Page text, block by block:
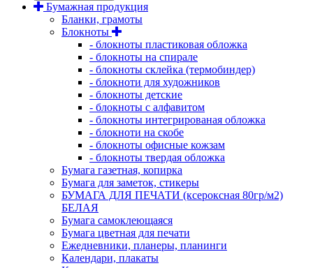
Бумажная продукция
Бланки, грамоты
Блокноты
- блокноты пластиковая обложка
- блокноты на спирале
- блокноты склейка (термобиндер)
- блокноти для художников
- блокноты детские
- блокноты с алфавитом
- блокноты интегрированая обложка
- блокноти на скобе
- блокноты офисные кожзам
- блокноты твердая обложка
Бумага газетная, копирка
Бумага для заметок, стикеры
БУМАГА ДЛЯ ПЕЧАТИ (ксероксная 80гр/м2)
БЕЛАЯ
Бумага самоклеющаяся
Бумага цветная для печати
Ежедневники, планеры, планинги
Календари, плакаты